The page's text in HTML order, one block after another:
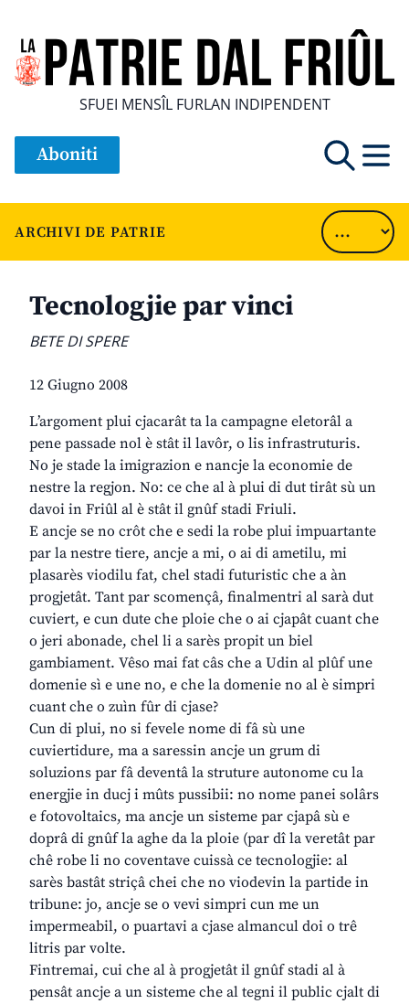
SFUEI MENSÎL FURLAN INDIPENDENT
Aboniti
ARCHIVI DE PATRIE
Tecnologjie par vinci
BETE DI SPERE
12 Giugno 2008
L’argoment plui cjacarât ta la campagne eletorâl a
pene passade nol è stât il lavôr, o lis infrastruturis.
No je stade la imigrazion e nancje la economie de
nestre la regjon. No: ce che al à plui di dut tirât sù un
davoi in Friûl al è stât il gnûf stadi Friuli.
E ancje se no crôt che e sedi la robe plui impuartante
par la nestre tiere, ancje a mi, o ai di ametilu, mi
plasarès viodilu fat, chel stadi futuristic che a àn
progjetât. Tant par scomençâ, finalmentri al sarà dut
cuviert, e cun dute che ploie che o ai cjapât cuant che
o jeri abonade, chel li a sarès propit un biel
gambiament. Vêso mai fat câs che a Udin al plûf une
domenie sì e une no, e che la domenie no al è simpri
cuant che o zuìn fûr di cjase?
Cun di plui, no si fevele nome di fâ sù une
cuviertidure, ma a saressin ancje un grum di
soluzions par fâ deventâ la struture autonome cu la
energjie in ducj i mûts pussibii: no nome panei solârs
e fotovoltaics, ma ancje un sisteme par cjapâ sù e
doprâ di gnûf la aghe da la ploie (par dî la veretât par
chê robe li no coventave cuissà ce tecnologjie: al
sarès bastât striçâ chei che no viodevin la partide in
tribune: jo, ancje se o vevi simpri cun me un
impermeabil, o puartavi a cjase almancul doi o trê
litris par volte.
Fintremai, cui che al à progjetât il gnûf stadi al à
pensât ancje a un sisteme che al tegni il public cjalt di